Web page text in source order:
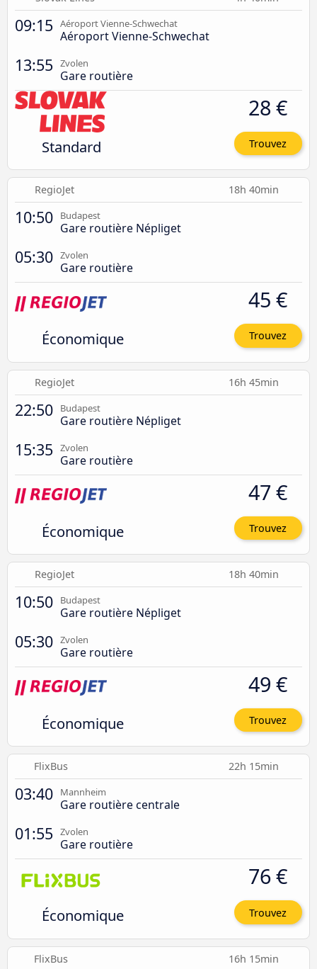
09:15 Aéroport Vienne-Schwechat
Aéroport Vienne-Schwechat
13:55 Zvolen
Gare routière
Standard
28 €
Trouvez
RegioJet 18h 40min
10:50 Budapest
Gare routière Népliget
05:30 Zvolen
Gare routière
Économique
45 €
Trouvez
RegioJet 16h 45min
22:50 Budapest
Gare routière Népliget
15:35 Zvolen
Gare routière
Économique
47 €
Trouvez
RegioJet 18h 40min
10:50 Budapest
Gare routière Népliget
05:30 Zvolen
Gare routière
Économique
49 €
Trouvez
FlixBus 22h 15min
03:40 Mannheim
Gare routière centrale
01:55 Zvolen
Gare routière
Économique
76 €
Trouvez
FlixBus 16h 15min